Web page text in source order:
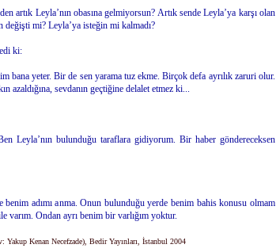
artık Leyla’nın obasına gelmiyorsun? Artık sende Leyla’ya karşı olan
değişti mi? Leyla’ya isteğin mi kalmadı?
ki:
bana yeter. Bir de sen yarama tuz ekme. Birçok defa ayrılık zaruri olur.
azaldığına, sevdanın geçtiğine delalet etmez ki...
Leyla’nın bulunduğu taraflara gidiyorum. Bir haber göndereceksen
benim adımı anma. Onun bulunduğu yerde benim bahis konusu olmam
varım. Ondan ayrı benim bir varlığım yoktur.
Yakup Kenan Necefzade), Bedir Yayınları, İstanbul 2004